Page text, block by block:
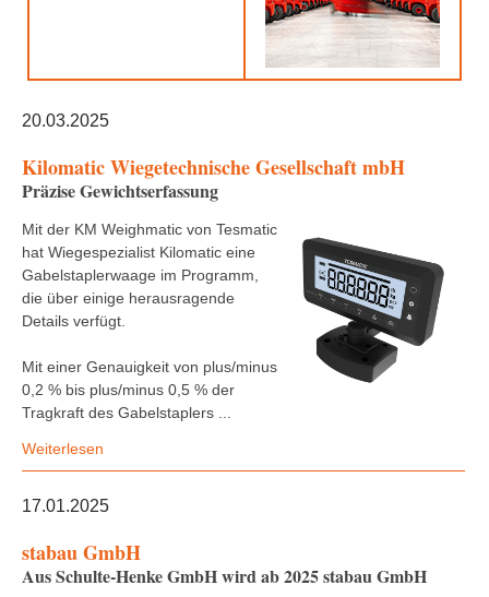
20.03.2025
Kilomatic Wiegetechnische Gesellschaft mbH
Präzise Gewichtserfassung
Mit der KM Weighmatic von Tesmatic
hat Wiegespezialist Kilomatic eine
Gabelstaplerwaage im Programm,
die über einige herausragende
Details verfügt.
Mit einer Genauigkeit von plus/minus
0,2 % bis plus/minus 0,5 % der
Tragkraft des Gabelstaplers ...
Weiterlesen
17.01.2025
stabau GmbH
Aus Schulte-Henke GmbH wird ab 2025 stabau GmbH